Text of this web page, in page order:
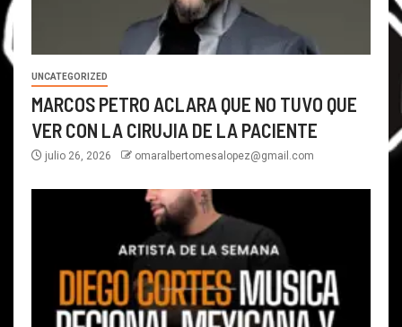
UNCATEGORIZED
MARCOS PETRO ACLARA QUE NO TUVO QUE
VER CON LA CIRUJIA DE LA PACIENTE
julio 26, 2026 omaralbertomesalopez@gmail.com